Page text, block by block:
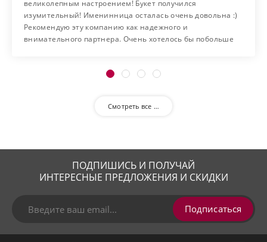
великолепным настроением! Букет получился
изумительный! Именинница осталась очень довольна :)
Рекомендую эту компанию как надежного и
внимательного партнера. Очень хотелось бы побольше
Смотреть все …
ПОДПИШИСЬ И ПОЛУЧАЙ
ИНТЕРЕСНЫЕ ПРЕДЛОЖЕНИЯ И СКИДКИ
Подписаться